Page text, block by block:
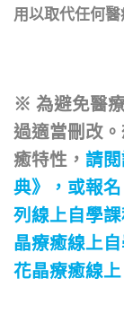
用以取代任何
※ 為避免醫
過適當刪改
癒特性， 請
典》
，或報名
列線上自學課
晶療癒線上自
花晶療癒線上